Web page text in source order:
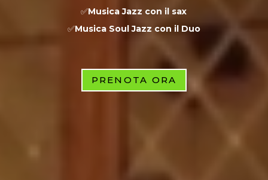
✅Musica Jazz con il sax
✅Musica Soul Jazz con il Duo
PRENOTA ORA